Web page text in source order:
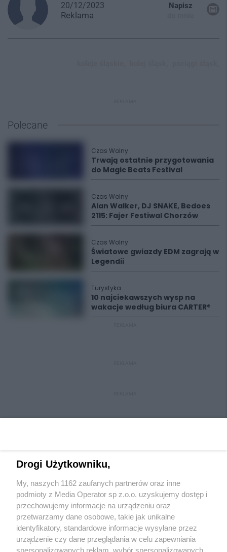
20/12/2023
Reklama
Napisz
Polecane
Czas Wolny
Trwają ostatnie przygotowania
do Magic Beats Festival
Czas Wolny
Alan Walker, DJ SNAKE, Bedoes
2115: Fajer Festiwal Chorzów
Czas Wolny
Światowe gwiazdy EDM zagrają w
Legendii
Turystyka
10 najciekawszych wysp na
wakacje według biura CARTER®
Wydawca mediówlokalnych
Drogi Użytkowniku,
My, naszych 1162 zaufanych partnerów oraz inne
podmioty z Media Operator sp z.o.o. uzyskujemy dostęp i
przechowujemy informacje na urządzeniu oraz
przetwarzamy dane osobowe, takie jak unikalne
identyfikatory, standardowe informacje wysyłane przez
urządzenie czy dane przeglądania w celu zapewniania
spersonalizowanych reklam, wybór spersonalizowanych